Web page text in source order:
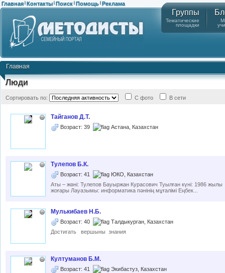
Главная | Контакты | Поиск | Помощь | Реклама
Группы
Тематические
площадки
Главная
Люди
Сортировать по: С фото В сети
Тайганов Д.Т.
Возраст: 39 Астана, Казахстан
Тулепов Б.К.
Возраст: 41
ЮКО, Казахстан
Аты – жөні: Тулепов Бауыржан Курасович Туылған күні: 1986 жылы
жоғары Лауазымы: информатика пәнінің мұғалімі Еңбек...
Мулькибаев Н.Б.
Возраст: 40
Талдыкурган, Казахстан
Достигать вершыны знания
Култуманов Б.М.
Возраст: 41 Экибастуз, Казахстан